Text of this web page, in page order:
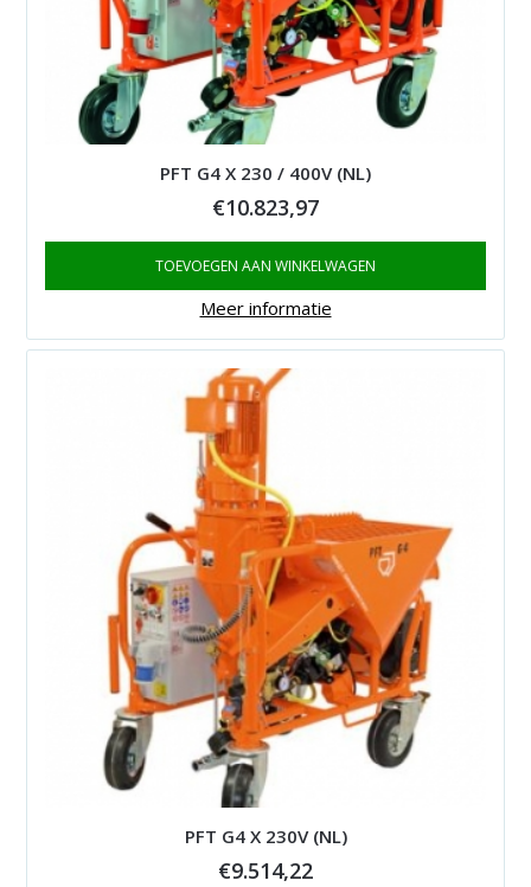
PFT G4 X 230 / 400V (NL)
€10.823,97
TOEVOEGEN AAN WINKELWAGEN
Meer informatie
PFT G4 X 230V (NL)
€9.514,22